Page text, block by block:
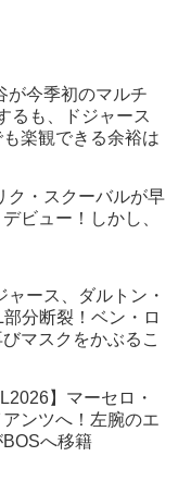
が今季初のマルチ
るも、ドジャース
楽観できる余裕は
ク・スクーバルが早
ビュー！しかし、
ャース、ダルトン・
分断裂！ベン・ロ
マスクをかぶるこ
】マーセロ・
ンツへ！左腕のエ
へ移籍